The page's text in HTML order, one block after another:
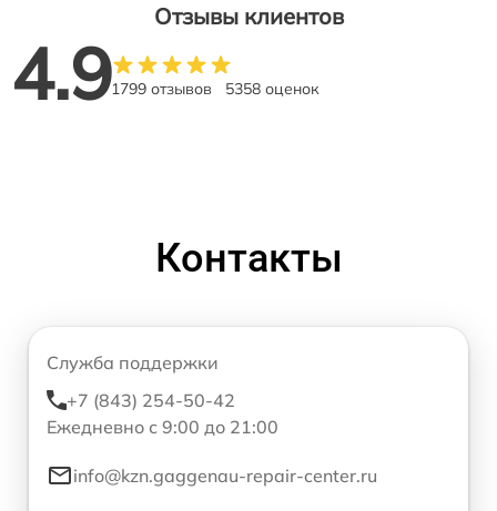
Отзывы клиентов
4.91799 отзывов 5358 оценок
Контакты
Служба поддержки
+7 (843) 254-50-42
Ежедневно с 9:00 до 21:00
info@kzn.gaggenau-repair-center.ru